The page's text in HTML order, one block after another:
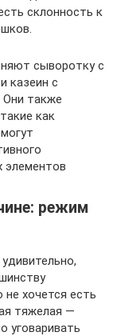
склонность к
сыворотку с
казеин с
Они также
как
элементов
режим
хочется есть
тяжелая —
уговаривать